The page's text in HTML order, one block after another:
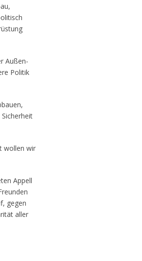
Außen-
Politik
wollen wir
Appell
gegen
aller